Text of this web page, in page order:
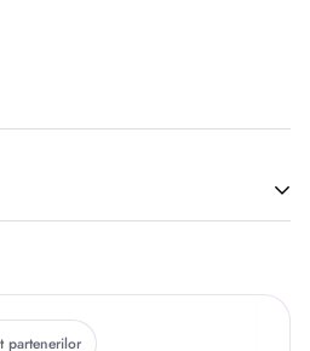
Livrare –
partenerilor